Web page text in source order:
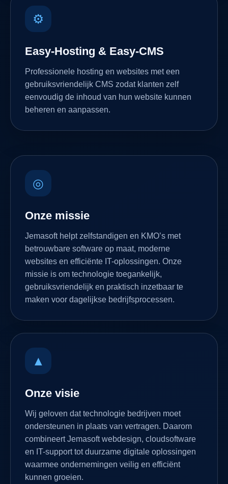
⚙
Easy-Hosting & Easy-CMS
Professionele hosting en websites met een
gebruiksvriendelijk CMS zodat klanten zelf
eenvoudig de inhoud van hun website kunnen
beheren en aanpassen.
◎
Onze missie
Jemasoft helpt zelfstandigen en KMO’s met
betrouwbare software op maat, moderne
websites en efficiënte IT-oplossingen. Onze
missie is om technologie toegankelijk,
gebruiksvriendelijk en praktisch inzetbaar te
maken voor dagelijkse bedrijfsprocessen.
▲
Onze visie
Wij geloven dat technologie bedrijven moet
ondersteunen in plaats van vertragen. Daarom
combineert Jemasoft webdesign, cloudsoftware
en IT-support tot duurzame digitale oplossingen
waarmee ondernemingen veilig en efficiënt
kunnen groeien.